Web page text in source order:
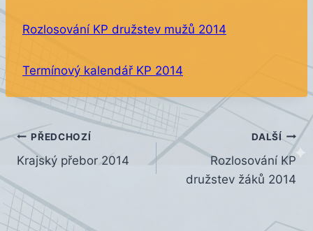
Rozlosování KP družstev mužů 2014
Termínový kalendář KP 2014
Navigace
pro
příspěvek
PŘEDCHOZÍ
Krajský přebor 2014
DALŠÍ
Rozlosování KP
družstev žáků 2014